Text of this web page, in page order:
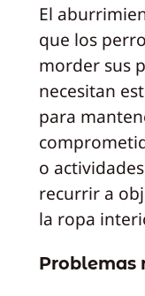
El
que los
morder sus
necesitan
para
o
recurrir a
la ropa
Problemas